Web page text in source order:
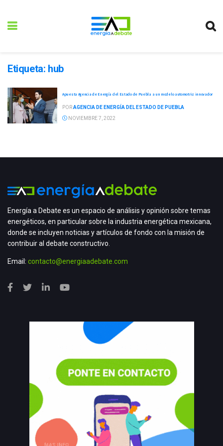
Etiqueta: hub
Apuesta Agencia de Energía del Estado de Puebla a un modelo automotriz innovador
PORAGENCIA DE ENERGÍA DEL ESTADO DE PUEBLA
NOVIEMBRE 7, 2022
Energía a Debate es un espacio de análisis y opinión sobre temas
energéticos, en particular sobre la industria energética mexicana,
donde se incluyen noticias y artículos de fondo con la misión de
contribuir al debate constructivo.
Email: contacto@energiaadebate.com